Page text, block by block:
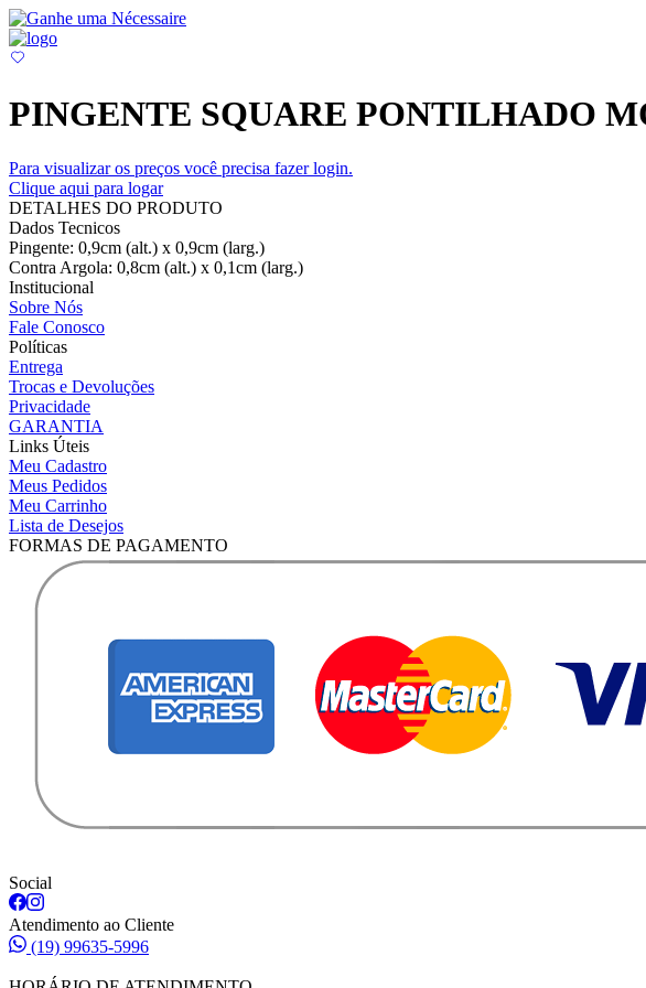
PINGENTE SQUARE PONTILHADO
Para visualizar os preços você precisa fazer login.
Clique aqui para logar
DETALHES DO PRODUTO
Dados Tecnicos
Pingente: 0,9cm (alt.) x 0,9cm (larg.)
Contra Argola: 0,8cm (alt.) x 0,1cm (larg.)
Institucional
Sobre Nós
Fale Conosco
Políticas
Entrega
Trocas e Devoluções
Privacidade
GARANTIA
Links Úteis
Meu Cadastro
Meus Pedidos
Meu Carrinho
Lista de Desejos
FORMAS DE PAGAMENTO
Social
Atendimento ao Cliente
(19) 99635-5996